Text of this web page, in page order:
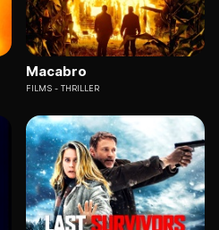
Macabro
FILMS THRILLER